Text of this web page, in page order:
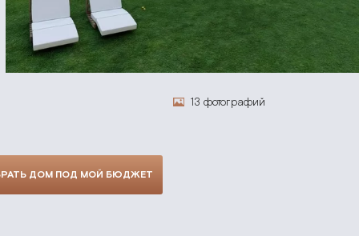
13 фотографий
ДОМ ПОД МОЙ БЮДЖЕТ